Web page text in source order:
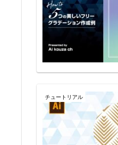
チュートリアル